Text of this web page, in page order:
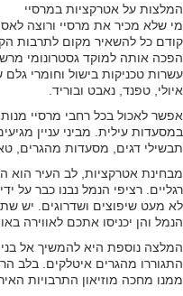
המלצות על אטרקציות במרסיי
מי שלא מכיר את מרסיי ורוצה
קודם כל להשאיר מקום לתרבות
הפכה אותה למוקד גסטרונומי
עשרות טכניקות בישול וחומרי
איולי, טפנד, נאבט ובוריד.
אפשר לאכול בכל רחבי מרסיי מנות
במסעדות עילית. מביני עניין
תבשילי דגים, מסעדות מהגרים,
מבחינת אטרקציות, לב העיר הוא
לא מעט שיפוצים ושדרוגים. יש
הנמל והן יכניסו אתכם לאווירה
המלצה נוספת היא להמשיך אל
התגוררו מהגרים איטלקים. בלב
ממנו מחכה מוזיאון התרבויות